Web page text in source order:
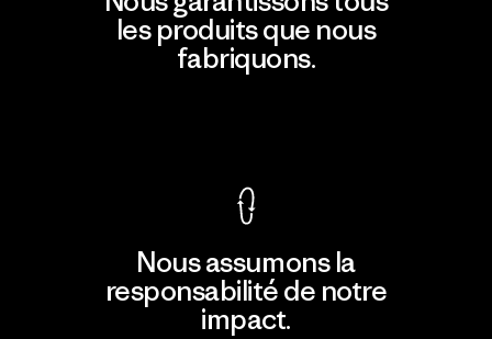
les produits que nous
fabriquons.
Nous assumons la
responsabilité de notre
impact.